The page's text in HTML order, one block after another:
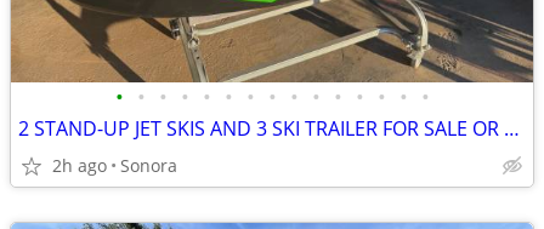
• • • • • • • • • • • • • • •
2 STAND-UP JET SKIS AND 3 SKI TRAILER FOR SALE OR TRADE
2h ago Sonora